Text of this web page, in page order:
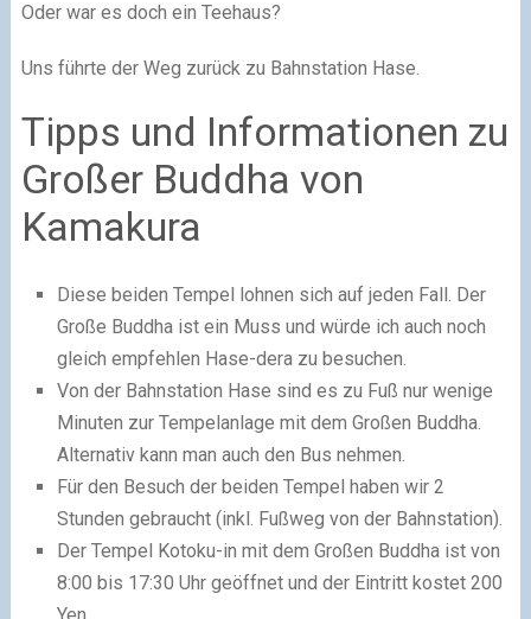
Oder war es doch ein Teehaus?
Uns führte der Weg zurück zu Bahnstation Hase.
Tipps und Informationen zu
Großer Buddha von
Kamakura
Diese beiden Tempel lohnen sich auf jeden Fall. Der
Große Buddha ist ein Muss und würde ich auch noch
gleich empfehlen Hase-dera zu besuchen.
Von der Bahnstation Hase sind es zu Fuß nur wenige
Minuten zur Tempelanlage mit dem Großen Buddha.
Alternativ kann man auch den Bus nehmen.
Für den Besuch der beiden Tempel haben wir 2
Stunden gebraucht (inkl. Fußweg von der Bahnstation).
Der Tempel Kotoku-in mit dem Großen Buddha ist von
8:00 bis 17:30 Uhr geöffnet und der Eintritt kostet 200